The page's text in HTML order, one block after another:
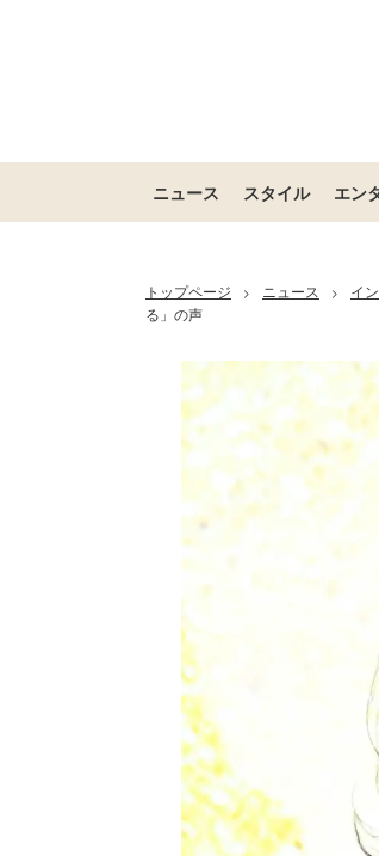
ニュース スタイル エン
トップページ > ニュース > イ
る」の声